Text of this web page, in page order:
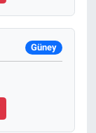
Güney